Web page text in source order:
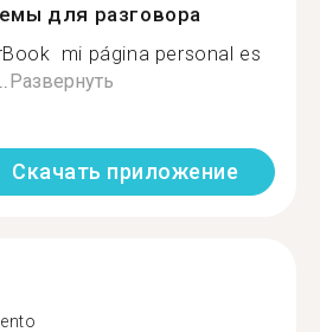
для разговора
mi página personal es
Развернуть
Скачать приложение